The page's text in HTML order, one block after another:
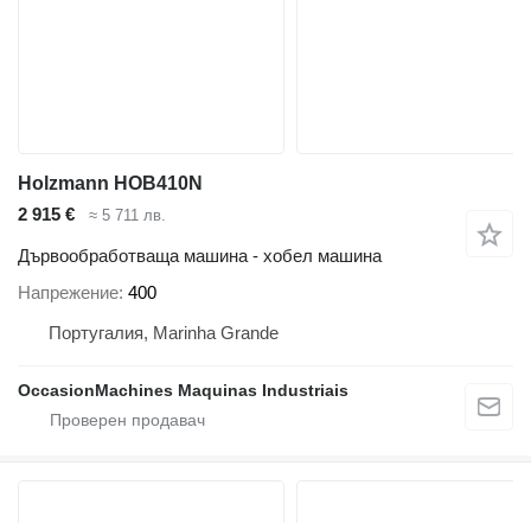
Holzmann HOB410N
2 915 €
≈ 5 711 лв.
Дървообработваща машина - хобел машина
Напрежение 400
Португалия, Marinha Grande
OccasionMachines Maquinas Industriais